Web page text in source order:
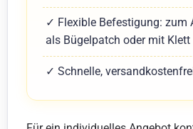
✓ Flexible Befestigung: zum
als Bügelpatch oder mit Klett
✓ Schnelle,